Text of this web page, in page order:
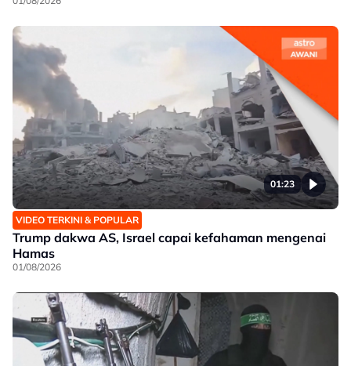
01:23
VIDEO TERKINI & POPULAR
Trump dakwa AS, Israel capai kefahaman mengenai
Hamas
01/08/2026